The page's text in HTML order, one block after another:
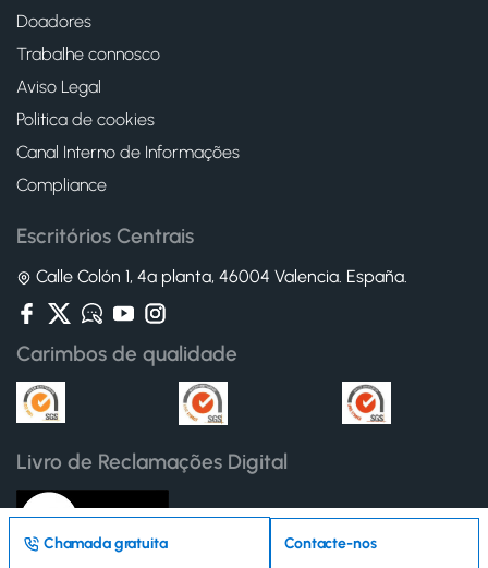
Chamada gratuita Contacte-nos
Doadores
Trabalhe connosco
Aviso Legal
Politica de cookies
Canal Interno de Informações
Compliance
Escritórios Centrais
Calle Colón 1, 4ª planta, 46004 Valencia. España.
Carimbos de qualidade
Livro de Reclamações Digital